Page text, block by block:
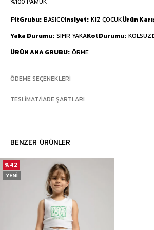
%100 PAMUK
FitGrubu BASICCinsiyet KIZ ÇOCUKÜrün
Yaka Durumu SIFIR YAKAKol Durumu KOLSUZ
ÜRÜN ANA GRUBU ÖRME
ÖDEME SEÇENEKLERI
TESLIMAT/İADE ŞARTLARI
BENZER ÜRÜNLER
%42
YENI